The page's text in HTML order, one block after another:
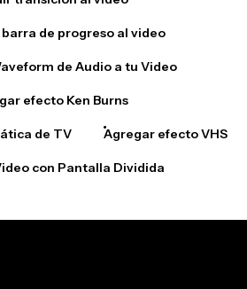
de progreso al video
de Audio a tu Video
efecto Ken Burns
de TV Agregar efecto VHS
con Pantalla Dividida